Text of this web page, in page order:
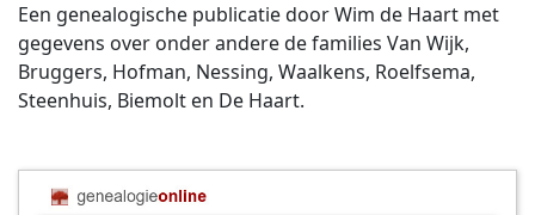
Een genealogische publicatie door Wim de Haart met
gegevens over onder andere de families Van Wijk,
Bruggers, Hofman, Nessing, Waalkens, Roelfsema,
Steenhuis, Biemolt en De Haart.